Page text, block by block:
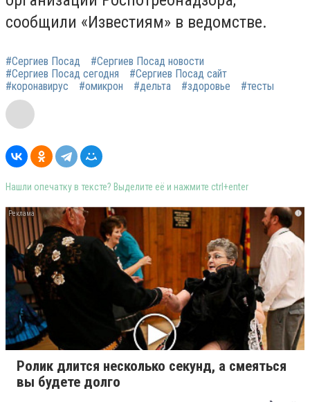
сообщили «Известиям» в ведомстве.
#Сергиев Посад
#Сергиев Посад новости
#Сергиев Посад сегодня
#Сергиев Посад сайт
#коронавирус
#омикрон #дельта #здоровье #тесты
Нашли опечатку в тексте? Выделите её и нажмите ctrl+enter
i
Ролик длится несколько секунд, а смеяться
вы будете долго